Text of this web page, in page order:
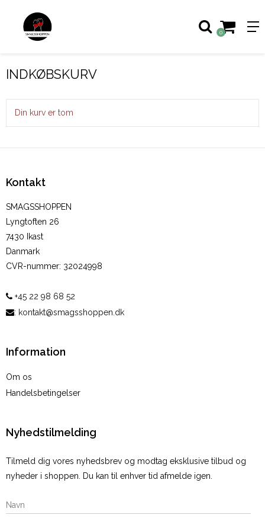
0
INDKØBSKURV
Din kurv er tom
Kontakt
SMAGSSHOPPEN
Lyngtoften 26
7430 Ikast
Danmark
CVR-nummer: 32024998
+45 22 98 68 52
: kontakt@smagsshoppen.dk
Information
Om os
Handelsbetingelser
Nyhedstilmelding
Tilmeld dig vores nyhedsbrev og modtag eksklusive tilbud og
nyheder i shoppen. Du kan til enhver tid afmelde igen.